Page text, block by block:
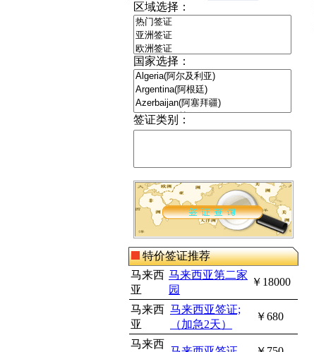
区域选择：
国家选择：
签证类别：
特价签证推荐
马来西
亚
马来西亚第二家
园
￥18000
马来西
亚
马来西亚签证;
（加急2天）
￥680
马来西